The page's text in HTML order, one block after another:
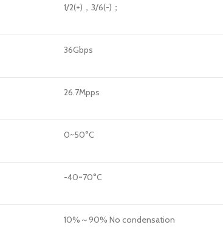
1/2(+)，3/6(-)；
36Gbps
26.7Mpps
0~50°C
-40~70°C
10%～90% No condensation